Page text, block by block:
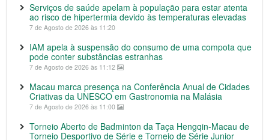
Serviços de saúde apelam à população para estar atenta
ao risco de hipertermia devido às temperaturas elevadas
7 de Agosto de 2026 às 11:20
IAM apela à suspensão do consumo de uma compota que
pode conter substâncias estranhas
7 de Agosto de 2026 às 11:12
Macau marca presença na Conferência Anual de Cidades
Criativas da UNESCO em Gastronomia na Malásia
7 de Agosto de 2026 às 11:00
Torneio Aberto de Badminton da Taça Hengqin-Macau de
Torneio Desportivo de Série e Torneio de Série Junior